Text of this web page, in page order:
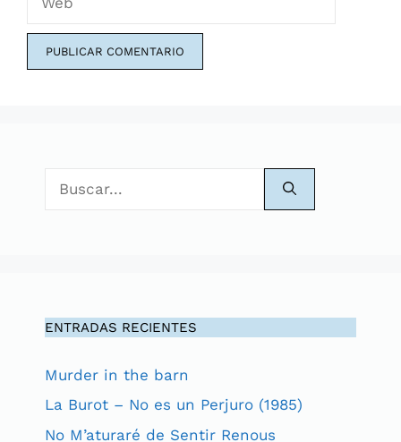
ENTRADAS RECIENTES
Murder in the barn
La Burot – No es un Perjuro (1985)
No M’aturaré de Sentir Renous